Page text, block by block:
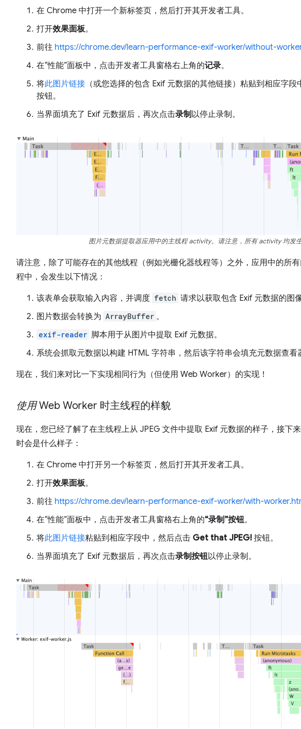
在 Chrome 中打开一个新标签页，然后打开其开发者工具。
打开效果面板。
前往 https://chrome.dev/learn-performance-exif-worker/without-
在“性能”面板中，点击开发者工具窗格右上角的记录。
将此图片链接 （或您选择的包含 Exif 元数据的其他链接）粘贴到相应字
按钮。
当界面填充了 Exif 元数据后，再次点击录制以停止录制。
图片元数据提取器应用中的主线程 activity。请注意，所有 activity 均发
请注意，除了可能存在的其他线程（例如光栅化器线程等）之外，应用中的所
程中，会发生以下情况：
该表单会获取输入内容，并调度 fetch 请求以获取包含 Exif 元数据的图
图片数据会转换为 ArrayBuffer 。
exif-reader 脚本用于从图片中提取 Exif 元数据。
系统会抓取元数据以构建 HTML 字符串，然后该字符串会填充元数据查看
现在，我们来对比一下实现相同行为（但使用 Web Worker）的实现！
使用Web Worker 时主线程的样貌
现在，您已经了解了在主线程上从 JPEG 文件中提取 Exif 元数据的样子，接下
时会是什么样子：
在 Chrome 中打开另一个标签页，然后打开其开发者工具。
打开效果面板。
前往 https://chrome.dev/learn-performance-exif-worker/with-
在“性能”面板中，点击开发者工具窗格右上角的“录制”按钮。
将此图片链接粘贴到相应字段中，然后点击 Get that JPEG! 按钮。
当界面填充了 Exif 元数据后，再次点击录制按钮以停止录制。